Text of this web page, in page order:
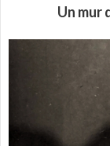
Un mur